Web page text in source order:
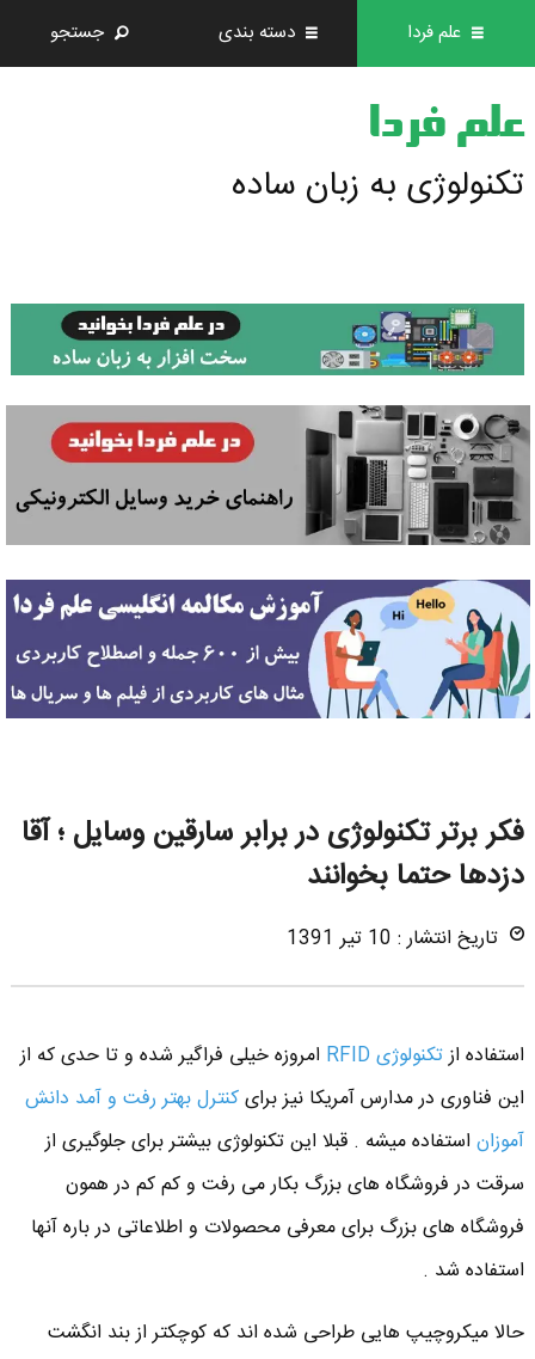
علم فردا دسته بندی جستجو
علم فردا
تکنولوژی به زبان ساده
فکر برتر تکنولوژی در برابر سارقین وسایل ؛ آقا
دزدها حتما بخوانند
تاریخ انتشار : 10 تیر 1391
استفاده ازتکنولوژی RFID
امروزه خیلی فراگیر شده و تا حدی که از
این فناوری در مدارس آمریکا نیز برایکنترل بهتر رفت و آمد دانش
آموزان استفاده میشه . قبلا این تکنولوژی بیشتر برای جلوگیری از
سرقت در فروشگاه های بزرگ بکار می رفت و کم کم در همون
فروشگاه های بزرگ برای معرفی محصولات و اطلاعاتی در باره آنها
استفاده شد .
حالا میکروچیپ هایی طراحی شده اند که کوچکتر از بند انگشت